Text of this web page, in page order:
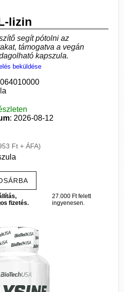
lizin
segít pótolni az
támogatva a vegán
kapszula.
beküldése
: 2026-08-12
Ft + ÁFA)
fizetés.
27.000 Ft felett
ingyenesen.